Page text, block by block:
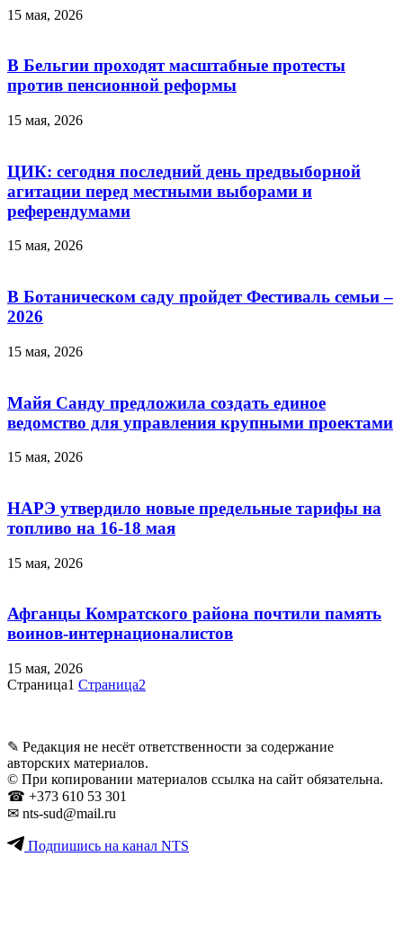
15 мая, 2026
В Бельгии проходят масштабные протесты
против пенсионной реформы
15 мая, 2026
ЦИК: сегодня последний день предвыборной
агитации перед местными выборами и
референдумами
15 мая, 2026
В Ботаническом саду пройдет Фестиваль семьи –
2026
15 мая, 2026
Майя Санду предложила создать единое
ведомство для управления крупными проектами
15 мая, 2026
НАРЭ утвердило новые предельные тарифы на
топливо на 16-18 мая
15 мая, 2026
Афганцы Комратского района почтили память
воинов-интернационалистов
15 мая, 2026
Страница1 Страница2
✎ Редакция не несёт ответственности за содержание
авторских материалов.
© При копировании материалов ссылка на сайт обязательна.
☎︎ +373 610 53 301
✉ nts-sud@mail.ru
Подпишись на канал NTS